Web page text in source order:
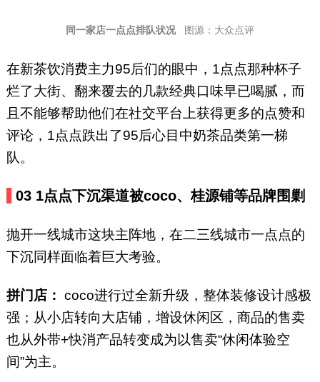
同一家店一点点排队状况 图源：大众点评
在新茶饮消费主力95后们的眼中，1点点那种杯子
烂了大街、翻来覆去的几款经典口味早已喝腻，而
且不能够帮助他们在社交平台上获得更多的点赞和
评论，1点点跌出了95后心目中奶茶品类第一梯
队。
03 1点点下沉渠道被coco、桂源铺等品牌围剿
抛开一线城市这块主阵地，在二三线城市一点点的
下沉同样面临着巨大考验。
拼门店： coco进行过全新升级，整体装修设计感极
强；从小店转向大店铺，增设休闲区，商品的售卖
也从外带+快消产品转变成为以售卖“休闲体验空
间”为主。